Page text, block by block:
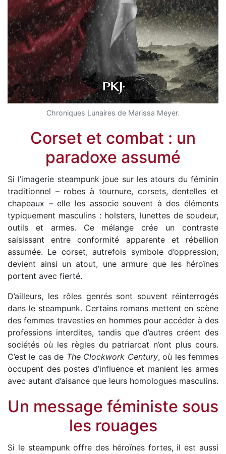
Chroniques Lunaires de Marissa Meyer.
Corset et combat : un
paradoxe assumé
Si l’imagerie steampunk joue sur les atours du féminin
traditionnel – robes à tournure, corsets, dentelles et
chapeaux – elle les associe souvent à des éléments
typiquement masculins : holsters, lunettes de soudeur,
outils et armes. Ce mélange crée un contraste
saisissant entre conformité apparente et rébellion
assumée. Le corset, autrefois symbole d’oppression,
devient ainsi un atout, une armure que les héroïnes
portent avec fierté.
D’ailleurs, les rôles genrés sont souvent réinterrogés
dans le steampunk. Certains romans mettent en scène
des femmes travesties en hommes pour accéder à des
professions interdites, tandis que d’autres créent des
sociétés où les règles du patriarcat n’ont plus cours.
C’est le cas de The Clockwork Century, où les femmes
occupent des postes d’influence et manient les armes
avec autant d’aisance que leurs homologues masculins.
Un message féministe sous
les rouages
Si le steampunk offre des héroïnes fortes, il est aussi